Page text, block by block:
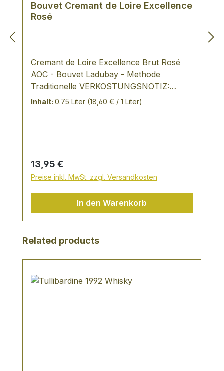
Bouvet Cremant de Loire Excellence
Rosé
Cremant de Loire Excellence Brut Rosé
AOC - Bouvet Ladubay - Methode
Traditionelle VERKOSTUNGSNOTIZ:
100% Cabernet Franc, Flaschengärung,
Zitronengras. Die Frucht wird von feiner
Mineralität hinterlegt. sucre 12 / acidité 4.5
Inhalt: 0.75 Liter (18,60 € / 1 Liter)
Regulärer Preis:
13,95 €
Preise inkl. MwSt. zzgl. Versandkosten
In den Warenkorb
Produktgalerie überspringen
Related products